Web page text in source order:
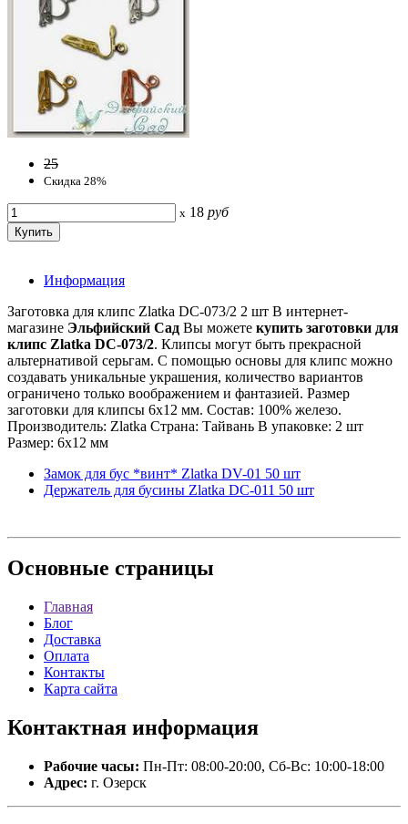
25
Скидка 28%
x 18 руб
Информация
Заготовка для клипс Zlatka DC-073/2 2 шт В интернет-
магазине Эльфийский Сад Вы можете купить заготовки для
клипс Zlatka DC-073/2. Клипсы могут быть прекрасной
альтернативой серьгам. С помощью основы для клипс можно
создавать уникальные украшения, количество вариантов
ограничено только воображением и фантазией. Размер
заготовки для клипсы 6х12 мм. Состав: 100% железо.
Производитель: Zlatka Страна: Тайвань В упаковке: 2 шт
Размер: 6х12 мм
Замок для бус *винт* Zlatka DV-01 50 шт
Держатель для бусины Zlatka DC-011 50 шт
Основные страницы
Главная
Блог
Доставка
Оплата
Контакты
Карта сайта
Контактная информация
Рабочие часы: Пн-Пт: 08:00-20:00, Сб-Вс: 10:00-18:00
Адрес: г. Озерск